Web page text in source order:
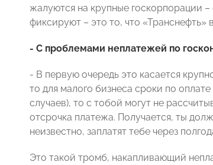
жалуются на крупные госкорпорации
фиксируют – это то, что «Транснефть»
- С проблемами неплатежей по
- В первую очередь это касается
то для малого бизнеса сроки по
случаев), то с тобой могут не
отсрочка платежа. Получается, ты
неизвестно, заплатят тебе через
Это такой тромб, накапливающий